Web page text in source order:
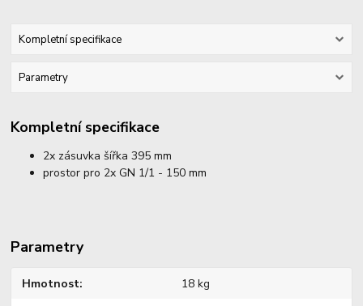
Kompletní specifikace
Parametry
Kompletní specifikace
2x zásuvka šířka 395 mm
prostor pro 2x GN 1/1 - 150 mm
Parametry
Hmotnost 18 kg